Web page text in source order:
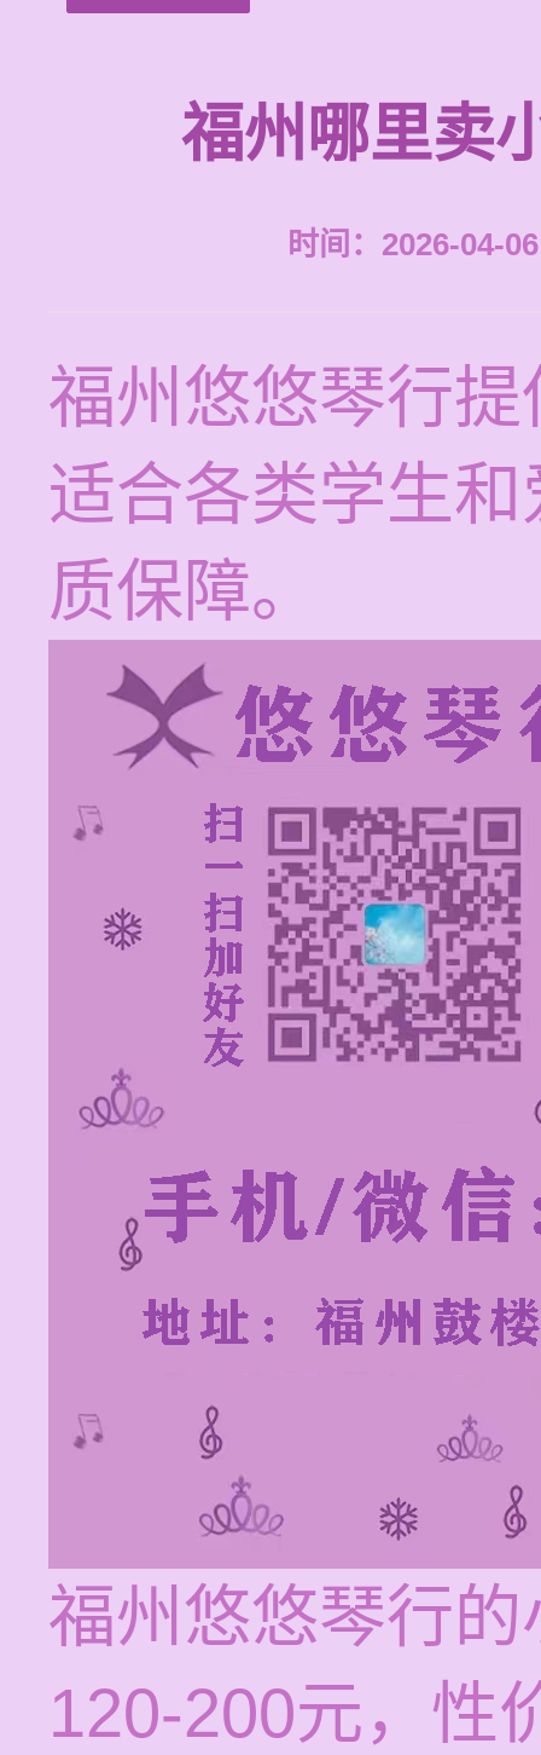
福州哪里卖
时间：2026-04-
福州悠悠琴行
适合各类学生
质保障。
福州悠悠琴行
120-200元，性